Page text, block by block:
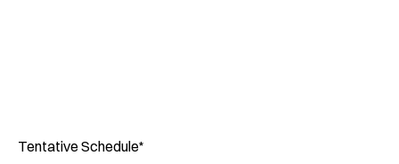
Tentative Schedule*